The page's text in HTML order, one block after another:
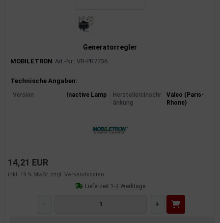
Generatorregler
MOBILETRON Art.-Nr.: VR-PR7736
Produktinformationen
Technische Angaben:
Version Inactive Lamp
Herstellereinschr
änkung
Valeo (Paris-
Rhone)
14,21 EUR
inkl. 19 % MwSt. zzgl. Versandkosten
Lieferzeit:1-3 Werktage
- +